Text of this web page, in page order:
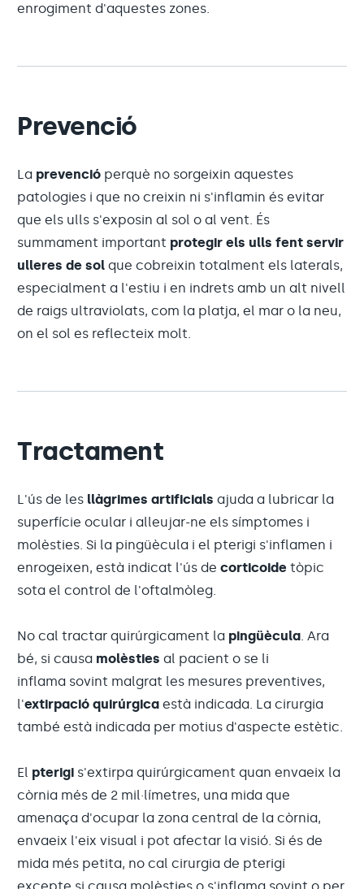
enrogiment d'aquestes zones.
Prevenció
La prevenció perquè no sorgeixin aquestes
patologies i que no creixin ni s'inflamin és evitar
que els ulls s'exposin al sol o al vent. És
summament important protegir els ulls fent servir
ulleres de sol que cobreixin totalment els laterals,
especialment a l'estiu i en indrets amb un alt nivell
de raigs ultraviolats, com la platja, el mar o la neu,
on el sol es reflecteix molt.
Tractament
L'ús de les llàgrimes artificials ajuda a lubricar la
superfície ocular i alleujar-ne els símptomes i
molèsties. Si la pingüècula i el pterigi s'inflamen i
enrogeixen, està indicat l'ús de corticoide tòpic
sota el control de l'oftalmòleg.
No cal tractar quirúrgicament la pingüècula. Ara
bé, si causa molèsties al pacient o se li
inflama sovint malgrat les mesures preventives,
l'extirpació quirúrgica està indicada. La cirurgia
també està indicada per motius d'aspecte estètic.
El pterigi s'extirpa quirúrgicament quan envaeix la
còrnia més de 2 mil·límetres, una mida que
amenaça d'ocupar la zona central de la còrnia,
envaeix l'eix visual i pot afectar la visió. Si és de
mida més petita, no cal cirurgia de pterigi